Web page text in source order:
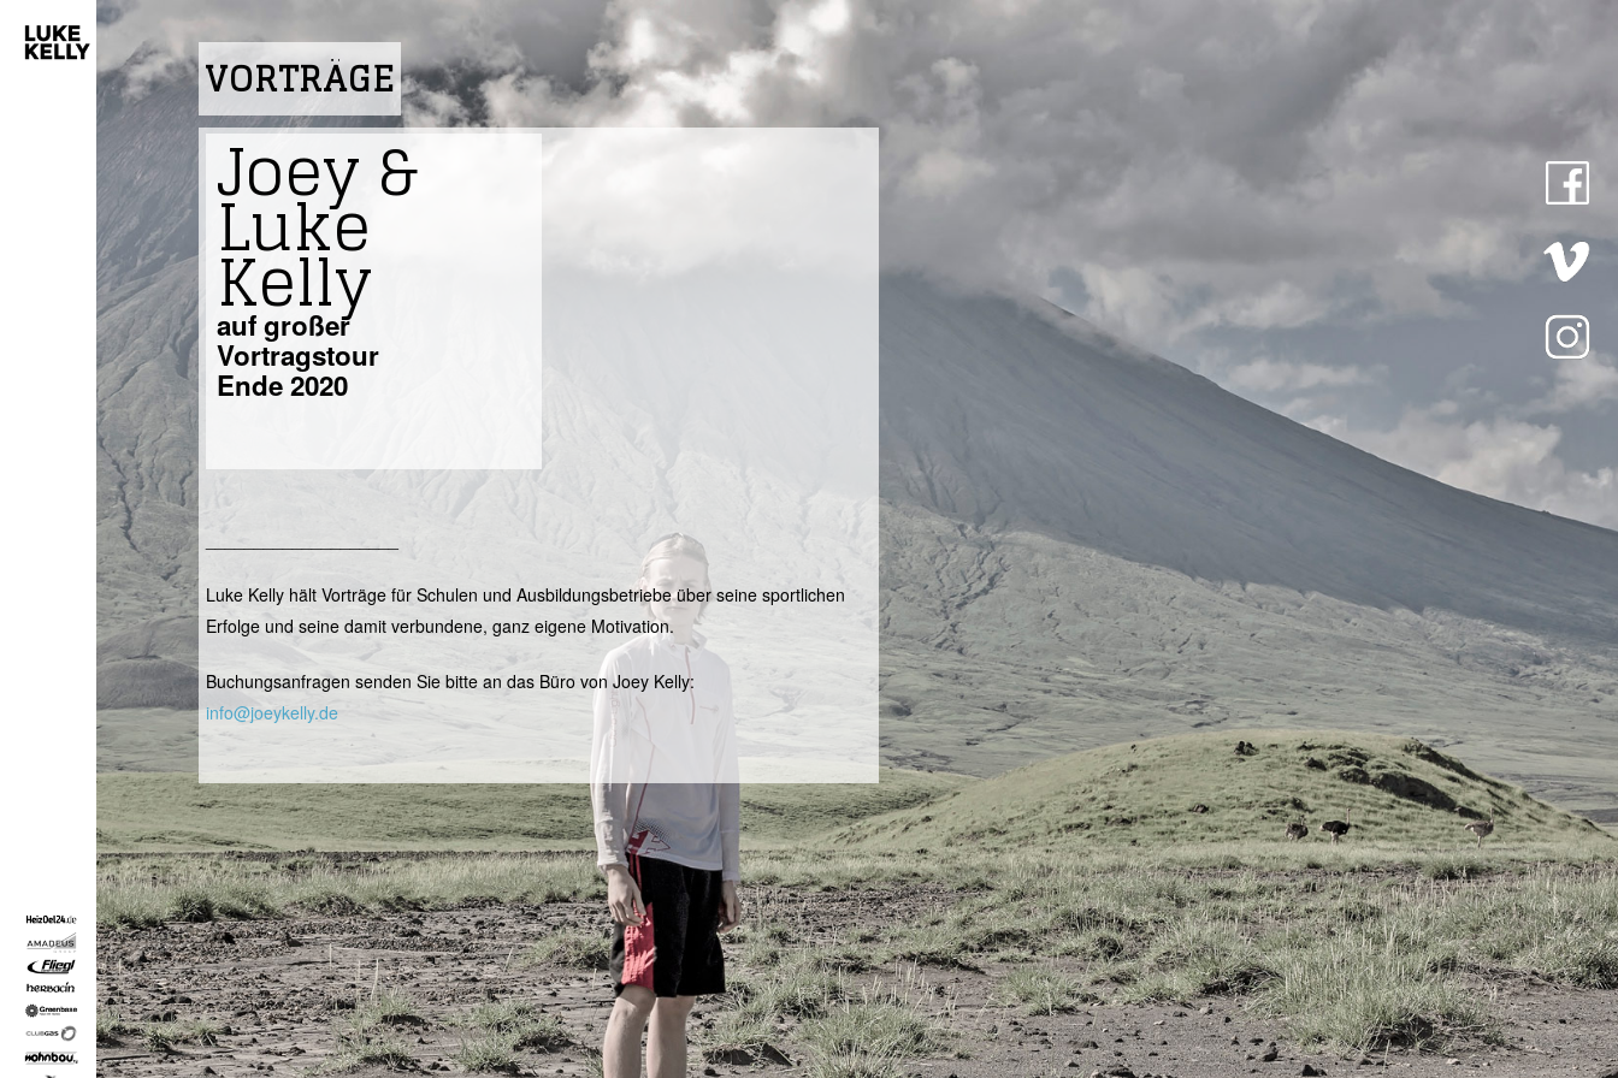
VORTRÄGE
Joey &
Luke
Kelly
auf großer
Vortragstour
Ende 2020
____________________
Luke Kelly hält Vorträge für Schulen und Ausbildungsbetriebe über seine sportlichen
Erfolge und seine damit verbundene, ganz eigene Motivation.
Buchungsanfragen senden Sie bitte an das Büro von Joey Kelly:
info@joeykelly.de